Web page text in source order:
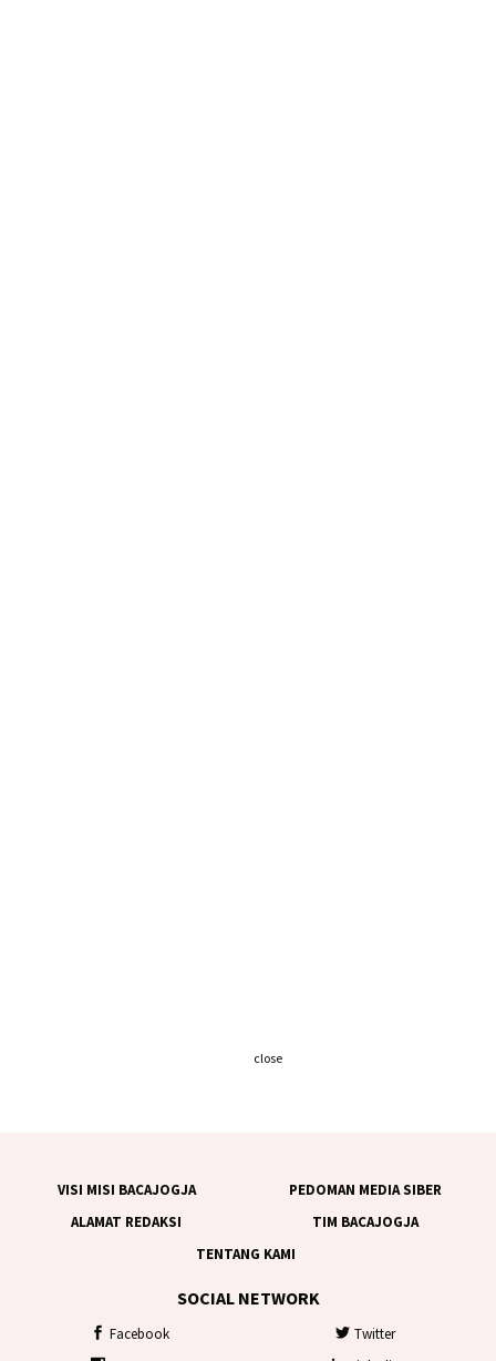
VISI MISI BACAJOGJA
PEDOMAN MEDIA SIBER
ALAMAT REDAKSI
TIM BACAJOGJA
TENTANG KAMI
SOCIAL NETWORK
Facebook
Twitter
close